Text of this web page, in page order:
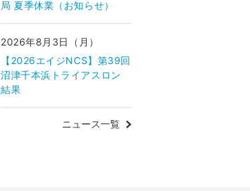
局 夏季休業（お知らせ）
2026年8月3日（月）
【2026エイジNCS】第39回
沼津千本浜トライアスロン
結果
ニュース一覧